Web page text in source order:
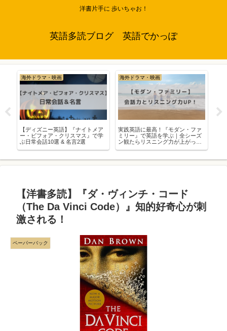
洋書片手に 歩いちゃお！
英語多読ブログ 英語でかっぽ
海外ドラマ・映画
【ディズニー英語】『ナイトメア
ー・ビフォア・クリスマス』で学
ぶ日常会話10選 & 名言2選
海外ドラマ・映画
実践英語に最高！『モダン・ファ
ミリー』で英語を学ぶ｜全シーズ
ン観たらリスニング力が上がっ
【洋書多読】『ダ・ヴィンチ・コード
（The Da Vinci Code）』知的好奇心が刺
激される！
ペーパーバック